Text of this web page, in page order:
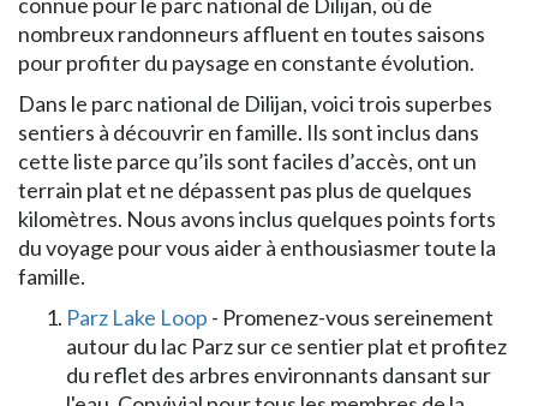
nombreux randonneurs affluent en toutes saisons
pour profiter du paysage en constante évolution.
Dans le parc national de Dilijan, voici trois superbes
sentiers à découvrir en famille. Ils sont inclus dans
cette liste parce qu’ils sont faciles d’accès, ont un
terrain plat et ne dépassent pas plus de quelques
kilomètres. Nous avons inclus quelques points forts
du voyage pour vous aider à enthousiasmer toute la
famille.
Parz Lake Loop - Promenez-vous sereinement
autour du lac Parz sur ce sentier plat et profitez
du reflet des arbres environnants dansant sur